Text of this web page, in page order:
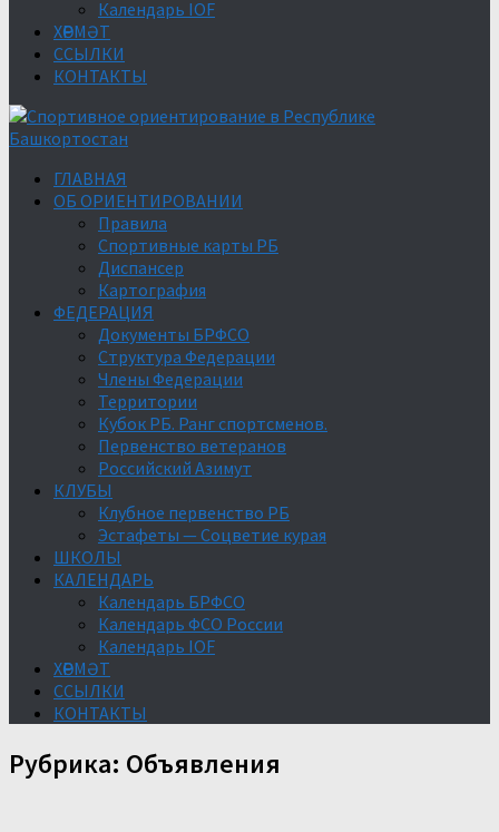
Календарь IOF
ХӨРМӘТ
ССЫЛКИ
КОНТАКТЫ
ГЛАВНАЯ
ОБ ОРИЕНТИРОВАНИИ
Правила
Спортивные карты РБ
Диспансер
Картография
ФЕДЕРАЦИЯ
Документы БРФСО
Структура Федерации
Члены Федерации
Территории
Кубок РБ. Ранг спортсменов.
Первенство ветеранов
Российский Азимут
КЛУБЫ
Клубное первенство РБ
Эстафеты — Соцветие курая
ШКОЛЫ
КАЛЕНДАРЬ
Календарь БРФСО
Календарь ФСО России
Календарь IOF
ХӨРМӘТ
ССЫЛКИ
КОНТАКТЫ
Рубрика: Объявления